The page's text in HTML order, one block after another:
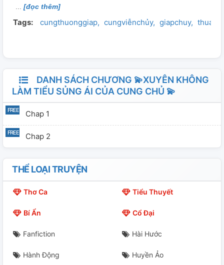
tình: với người khác, lạnh lùng ít nói không thích tiếp xúc
nhiều. với cậu, ân cần chu đáo, hay cười khi ở bên cậu.
[đọc thêm]
Tags: cungthuonggiap cungviễnchủy giapchuy thualoi
DANH SÁCH CHƯƠNG 💫XUYÊN KHÔNG
LÀM TIỂU SỦNG ÁI CỦA CUNG CHỦ 💫
Chap 1
Chap 2
THỂ LOẠI TRUYỆN
Thơ Ca Tiểu Thuyết
Bí Ẩn Cổ Đại
Fanfiction Hài Hước
Hành Động Huyền Ảo